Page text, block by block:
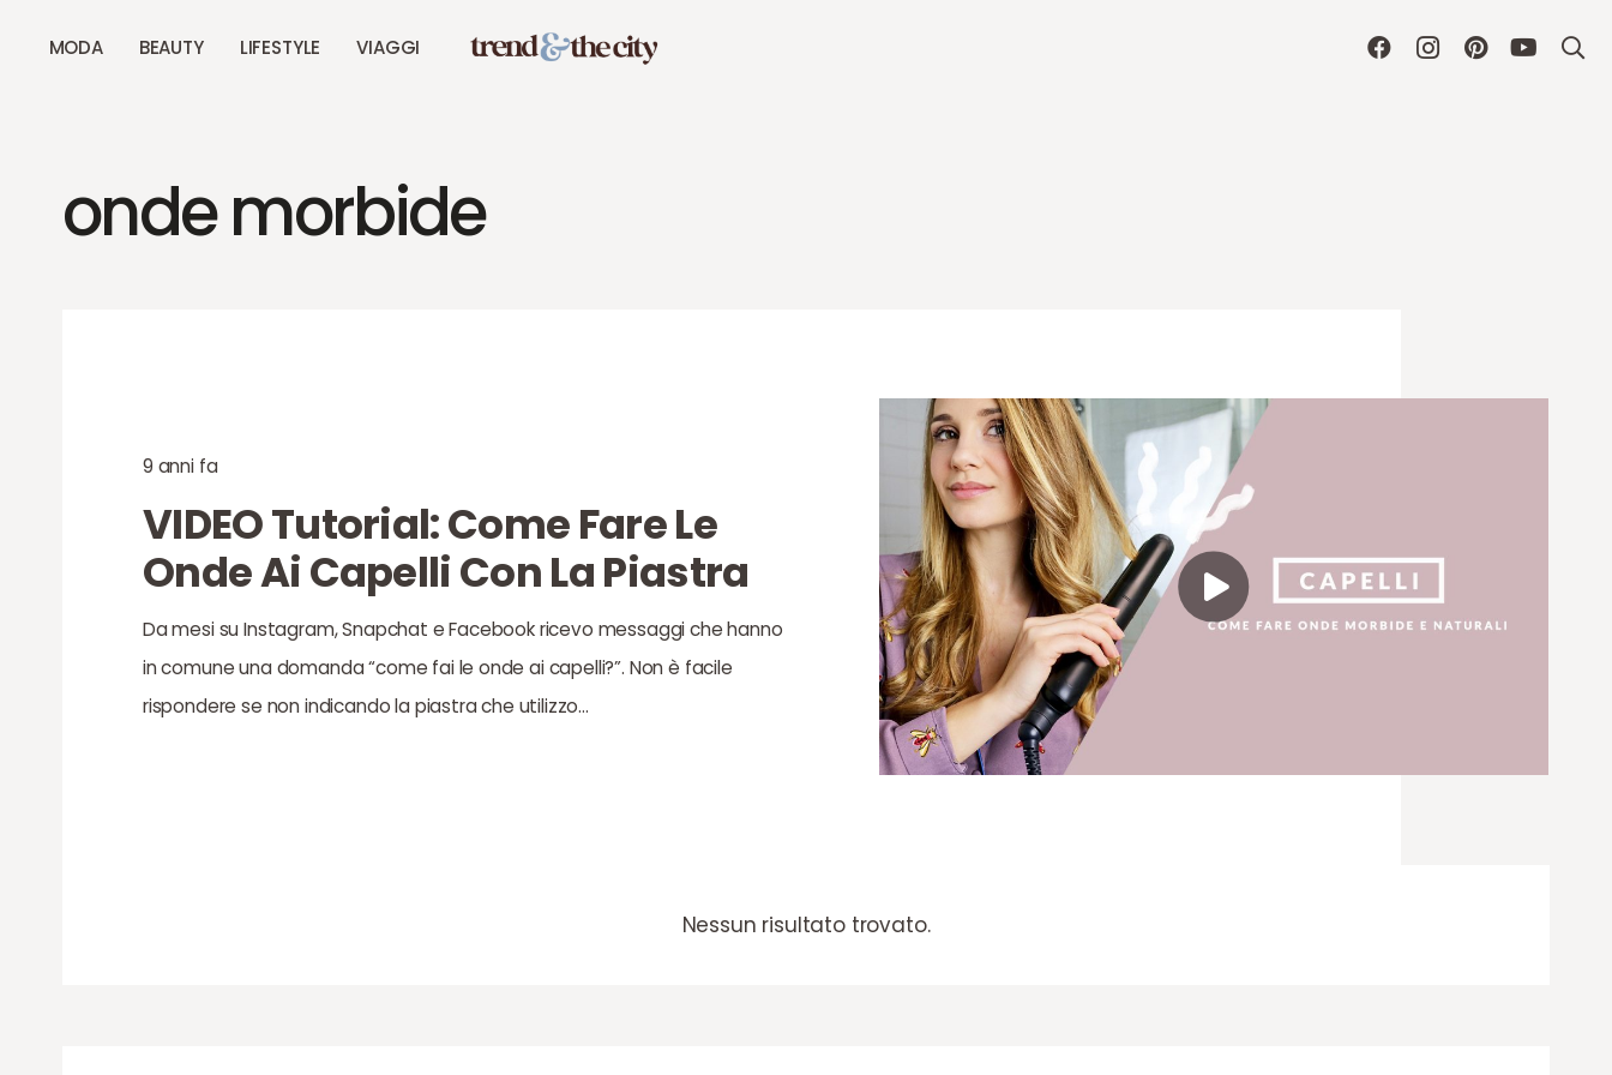
MODA BEAUTY LIFESTYLE VIAGGI
onde morbide
9 anni fa
VIDEO Tutorial: Come Fare Le
Onde Ai Capelli Con La Piastra
Da mesi su Instagram, Snapchat e Facebook ricevo messaggi che hanno
in comune una domanda “come fai le onde ai capelli?”. Non è facile
rispondere se non indicando la piastra che utilizzo…
Nessun risultato trovato.